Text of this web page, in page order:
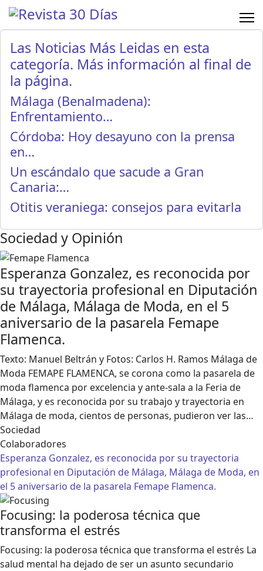
Las Noticias Más Leidas en esta
categoría. Más información al final de
la página.
Málaga (Benalmadena):
Enfrentamiento…
Córdoba: Hoy desayuno con la prensa
en…
Un escándalo que sacude a Gran
Canaria:…
Otitis veraniega: consejos para evitarla
Sociedad y Opinión
Esperanza Gonzalez, es reconocida por
su trayectoria profesional en Diputación
de Málaga, Málaga de Moda, en el 5
aniversario de la pasarela Femape
Flamenca.
Texto: Manuel Beltrán y Fotos: Carlos H. Ramos Málaga de
Moda FEMAPE FLAMENCA, se corona como la pasarela de
moda flamenca por excelencia y ante-sala a la Feria de
Málaga, y es reconocida por su trabajo y trayectoria en
Málaga de moda, cientos de personas, pudieron ver las…
Sociedad
Colaboradores
Esperanza Gonzalez, es reconocida por su trayectoria
profesional en Diputación de Málaga, Málaga de Moda, en
el 5 aniversario de la pasarela Femape Flamenca.
Focusing: la poderosa técnica que
transforma el estrés
Focusing: la poderosa técnica que transforma el estrés La
salud mental ha dejado de ser un asunto secundario